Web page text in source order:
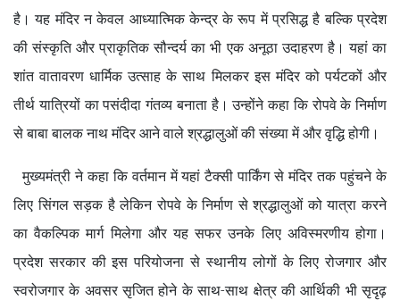
है। यह मंदिर न केवल आध्यात्मिक केन्द्र के रूप में प्रसिद्ध है बल्कि प्रदेश
की संस्कृति और प्राकृतिक सौन्दर्य का भी एक अनूठा उदाहरण है। यहां का
शांत वातावरण धार्मिक उत्साह के साथ मिलकर इस मंदिर को पर्यटकों और
तीर्थ यात्रियों का पसंदीदा गंतव्य बनाता है। उन्होंने कहा कि रोपवे के निर्माण
से बाबा बालक नाथ मंदिर आने वाले श्रद्धालुओं की संख्या में और वृद्धि होगी।
मुख्यमंत्री ने कहा कि वर्तमान में यहां टैक्सी पार्किंग से मंदिर तक पहुंचने के
लिए सिंगल सड़क है लेकिन रोपवे के निर्माण से श्रद्धालुओं को यात्रा करने
का वैकल्पिक मार्ग मिलेगा और यह सफर उनके लिए अविस्मरणीय होगा।
प्रदेश सरकार की इस परियोजना से स्थानीय लोगों के लिए रोजगार और
स्वरोजगार के अवसर सृजित होने के साथ-साथ क्षेत्र की आर्थिकी भी सृदृढ़